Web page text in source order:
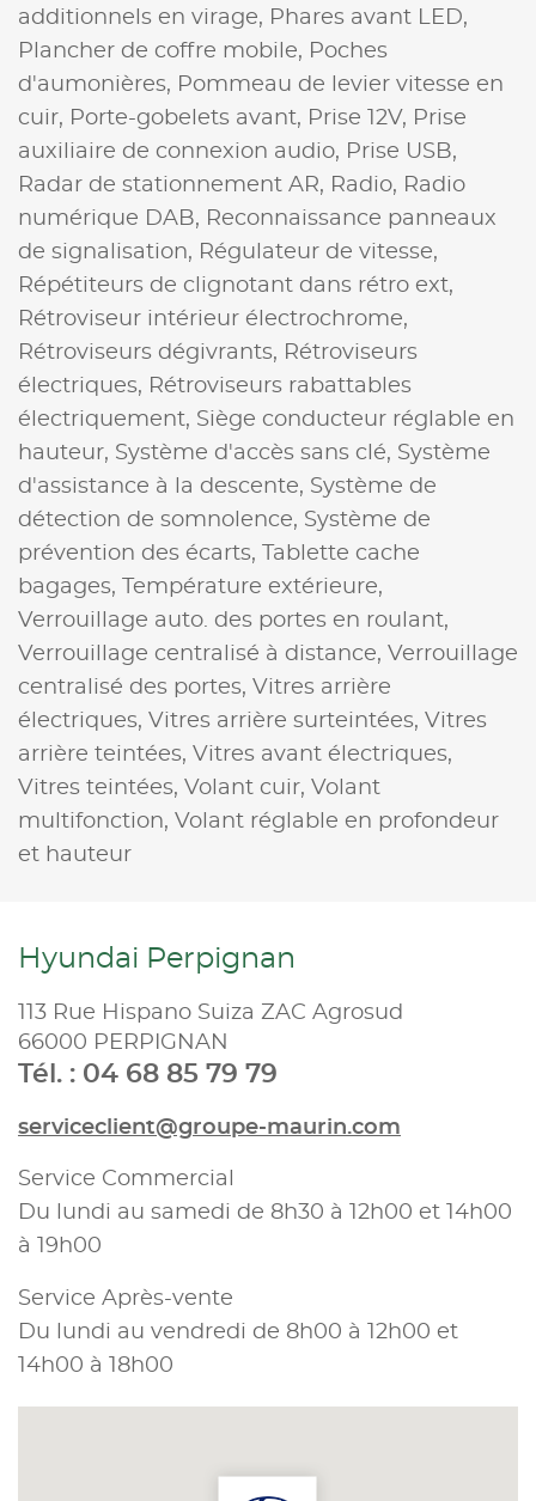
additionnels en virage, Phares avant LED,
Plancher de coffre mobile, Poches
d'aumonières, Pommeau de levier vitesse en
cuir, Porte-gobelets avant, Prise 12V, Prise
auxiliaire de connexion audio, Prise USB,
Radar de stationnement AR, Radio, Radio
numérique DAB, Reconnaissance panneaux
de signalisation, Régulateur de vitesse,
Répétiteurs de clignotant dans rétro ext,
Rétroviseur intérieur électrochrome,
Rétroviseurs dégivrants, Rétroviseurs
électriques, Rétroviseurs rabattables
électriquement, Siège conducteur réglable en
hauteur, Système d'accès sans clé, Système
d'assistance à la descente, Système de
détection de somnolence, Système de
prévention des écarts,
Tablette cache
bagages,
Température extérieure,
Verrouillage auto. des portes en roulant,
Verrouillage centralisé à distance, Verrouillage
centralisé des portes, Vitres arrière
électriques, Vitres arrière surteintées, Vitres
arrière teintées, Vitres avant électriques,
Vitres teintées, Volant cuir, Volant
multifonction, Volant réglable en profondeur
et hauteur
Hyundai Perpignan
113 Rue Hispano Suiza ZAC Agrosud
66000 PERPIGNAN
Tél. : 04 68 85 79 79
serviceclient@groupe-maurin.com
Service Commercial
Du lundi au samedi de 8h30 à 12h00 et 14h00
à 19h00
Service Après-vente
Du lundi au vendredi de 8h00 à 12h00 et
14h00 à 18h00